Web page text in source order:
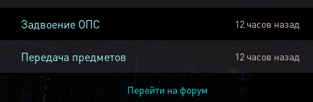
Задвоение ОПС 12 часов назад
Передача предметов 12 часов назад
Перейти на форум